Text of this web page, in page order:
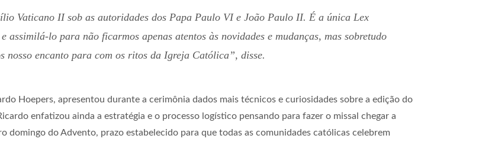
Vaticano II sob as autoridades dos Papa Paulo VI e João Paulo II. É a única Lex
assimilá-lo para não ficarmos apenas atentos às novidades e mudanças, mas sobretudo
nosso encanto para com os ritos da Igreja Católica”, disse.
Hoepers, apresentou durante a cerimônia dados mais técnicos e curiosidades sobre a edição do
enfatizou ainda a estratégia e o processo logístico pensando para fazer o missal chegar a
domingo do Advento, prazo estabelecido para que todas as comunidades católicas celebrem